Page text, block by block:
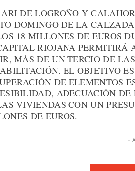
DE LOGROÑO Y
DOMINGO DE LA
18 MILLONES DE EUROS
RIOJANA PERMITIRÁ
MÁS DE UN TERCIO DE
EL OBJETIVO
DE ELEMENTOS
ADECUACIÓN
VIVIENDAS CON UN
DE EUROS.
-